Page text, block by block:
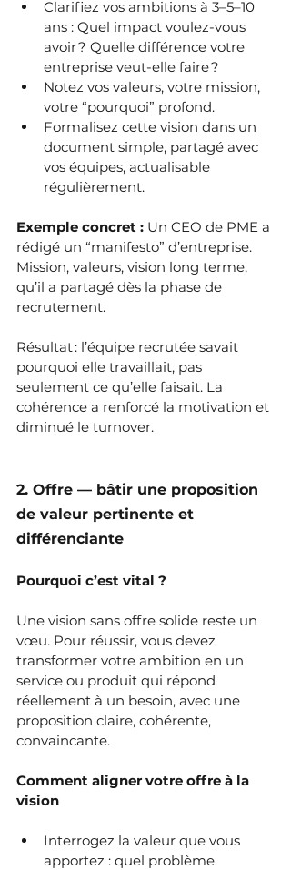
Clarifiez vos ambitions à 3–5–10
ans : Quel impact voulez-vous
avoir ? Quelle différence votre
entreprise veut-elle faire ?
Notez vos valeurs, votre mission,
votre “pourquoi” profond.
Formalisez cette vision dans un
document simple, partagé avec
vos équipes, actualisable
régulièrement.
Exemple concret : Un CEO de PME a
rédigé un “manifesto” d’entreprise.
Mission, valeurs, vision long terme,
qu’il a partagé dès la phase de
recrutement.
Résultat : l’équipe recrutée savait
pourquoi elle travaillait, pas
seulement ce qu’elle faisait. La
cohérence a renforcé la motivation et
diminué le turnover.
2. Offre — bâtir une proposition
de valeur pertinente et
différenciante
Pourquoi c’est vital ?
Une vision sans offre solide reste un
vœu. Pour réussir, vous devez
transformer votre ambition en un
service ou produit qui répond
réellement à un besoin, avec une
proposition claire, cohérente,
convaincante.
Comment aligner votre offre à la
vision
Interrogez la valeur que vous
apportez : quel problème